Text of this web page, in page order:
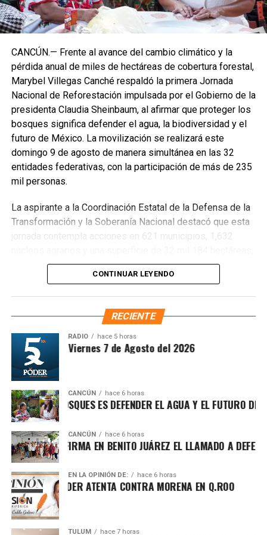
CANCÚN.— Frente al avance del cambio climático y la
pérdida anual de miles de hectáreas de cobertura forestal,
Marybel Villegas Canché respaldó la primera Jornada
Nacional de Reforestación impulsada por el Gobierno de la
presidenta Claudia Sheinbaum, al afirmar que proteger los
bosques significa defender el agua, la biodiversidad y el
futuro de México. La movilización se realizará este
domingo 9 de agosto de manera simultánea en las 32
entidades federativas, con la participación de más de 235
mil personas.
La aspirante a la Coordinación Estatal de la Defensa de la
Transformación y la Soberanía Nacional destacó que esta
jornada contempla acciones en 621 municipios, 1,632
donde se plantarán más de 6.6 millones de árboles,
arbustos y plantas herbáceas, además de la dispersión de
semillas para acelerar la restauración de los ecosistemas.
Subrayó que la magnitud de este esfuerzo responde a los
desafíos ambientales del país, que cada año pierde más
de 203 mil hectáreas por deforestación y enfrenta daños
por incendios, plagas y enfermedades.
CONTINUAR LEYENDO
RECIENTE
RADIO hace 5 horas
Matutina Viernes 7 de Agosto del 2026
CANCÚN hace 6 horas
LOS BOSQUES ES DEFENDER EL AGUA Y EL FUTURO DE
CANCÚN hace 6 horas
REAFIRMA EN BENITO JUÁREZ EL LLAMADO A
EN LA OPINIÓN DE: hace 6 horas
POR EL PODER ATENTA CONTRA MORENA EN Q.ROO
TULUM hace 7 horas